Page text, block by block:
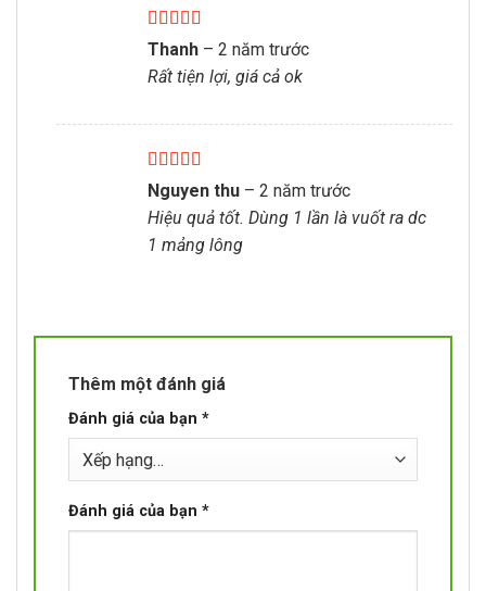
Được xếp
hạng55 sao
Thanh – 2 năm trước
Rất tiện lợi, giá cả ok
Được xếp
hạng55 sao
Nguyen thu – 2 năm trước
Hiệu quả tốt. Dùng 1 lần là vuốt ra dc
1 mảng lông
Thêm một đánh giá
Đánh giá của bạn *
Đánh giá của bạn *